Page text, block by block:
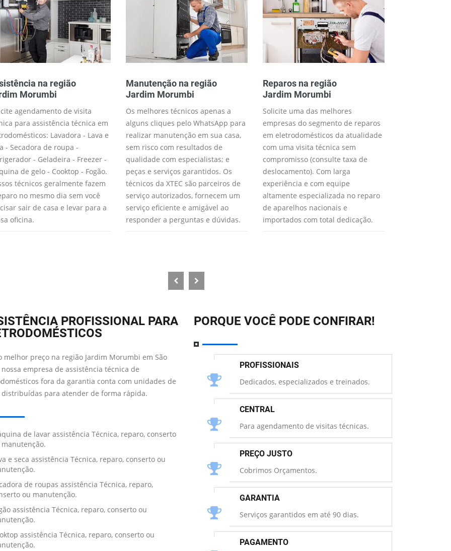
na região
Morumbi
agendamento de visita
para assistência técnica em
Lavadora - Lava e
- Secadora de roupa -
- Geladeira - Freezer -
de gelo - Cooktop - Fogão.
técnicos geralmente fazem
no mesmo dia sem você
sair de casa e levar para a
oficina.
Manutenção na região
Jardim Morumbi
Os melhores técnicos apenas a
alguns cliques pelo WhatsApp para
realizar manutenção em sua casa,
sem risco com resultados de
qualidade com especialistas; e
peças e serviços garantidos. Os
técnicos da XTEC são parceiros de
serviço autorizados, fornecem um
serviço eficiente e amigável ao
responder a perguntas e dúvidas.
Reparos na região
Jardim Morumbi
Solicite uma das melhores
empresas do segmento de reparos
em eletrodomésticos da atualidade
com uma visita técnica sem
compromisso (consulte taxa de
deslocamento). Com larga
experiência e com equipe
altamente especializada no reparo
de aparelhos nacionais e
importados com total dedicação.
PROFISSIONAL PARA
melhor preço na região Jardim Morumbi em São
nossa empresa de assistência técnica de
fora da garantia conta com unidades de
distribuídas para atender de forma rápida.
de lavar assistência Técnica, reparo, conserto
e seca assistência Técnica, reparo, conserto ou
de roupas assistência Técnica, reparo,
ou manutenção.
assistência Técnica, reparo, conserto ou
assistência Técnica, reparo, conserto ou
PORQUE VOCÊ PODE CONFIRAR!
PROFISSIONAIS
Dedicados, especializados e treinados.
CENTRAL
Para agendamento de visitas técnicas.
PREÇO JUSTO
Cobrimos Orçamentos.
GARANTIA
Serviços garantidos em até 90 dias.
PAGAMENTO